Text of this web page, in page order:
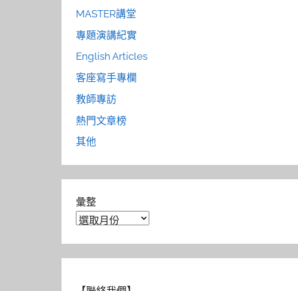
MASTER講堂
專題演講紀實
English Articles
客座寫手專欄
教師專訪
熱門文章榜
其他
彙整